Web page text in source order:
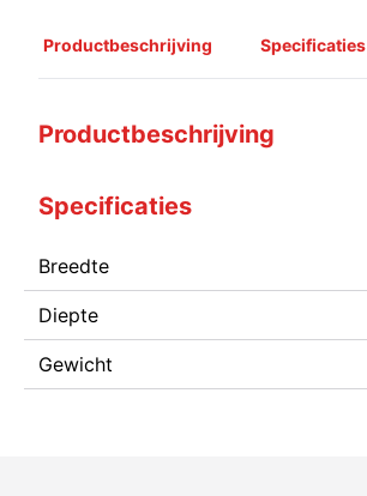
Productbeschrijving Specificaties
Productbeschrijving
Specificaties
Breedte
Diepte
Gewicht